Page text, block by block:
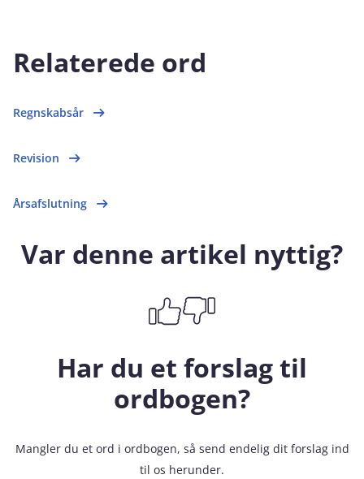
Relaterede ord
Regnskabsår
Revision
Årsafslutning
Var denne artikel nyttig?
Har du et forslag til
ordbogen?
Mangler du et ord i ordbogen, så send endelig dit forslag ind
til os herunder.